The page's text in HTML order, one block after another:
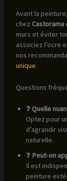
Avant la
chez Castorama
murs et éviter
associez l’ocre
nos
unique.
Questions
❓ Quelle
Optez pour
d’agrandir
naturelle.
❓ Peut-on
Il est
peinture